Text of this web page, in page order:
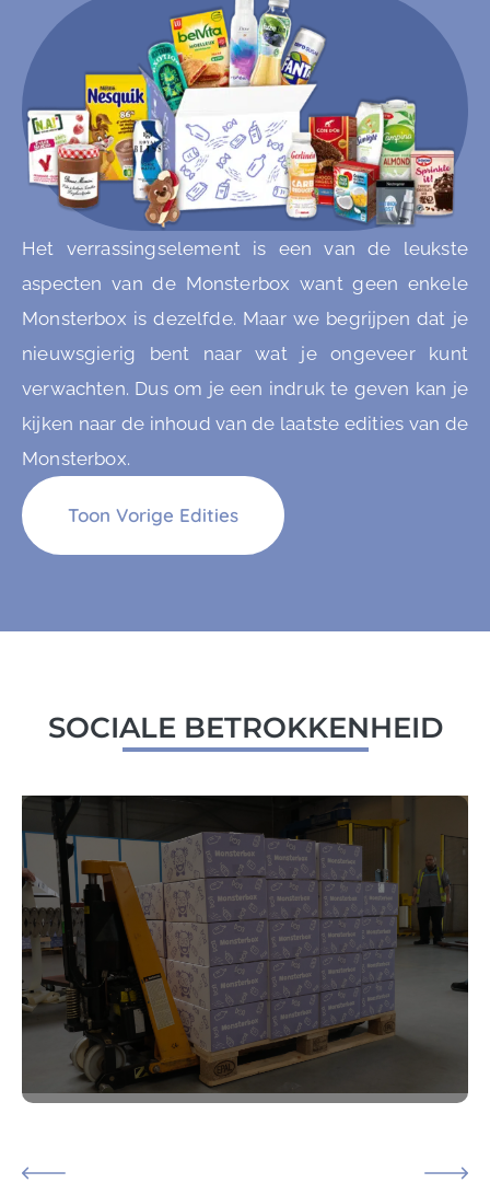
Het verrassingselement is een van de leukste
aspecten van de Monsterbox want geen enkele
Monsterbox is dezelfde. Maar we begrijpen dat je
nieuwsgierig bent naar wat je ongeveer kunt
verwachten. Dus om je een indruk te geven kan je
kijken naar de inhoud van de laatste edities van de
Monsterbox.
Toon Vorige Edities
SOCIALE BETROKKENHEID